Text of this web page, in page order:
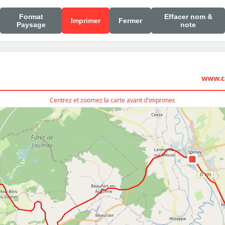
Format
Paysage
Imprimer Fermer
Effacer nom &
note
Centrez et zoomez la carte avant d'imprimer.